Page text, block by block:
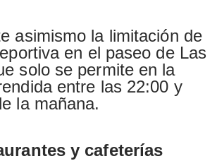
asimismo la limitación de
en el paseo de Las
solo se permite en la
entre las 22:00 y
la mañana.
y cafeterías